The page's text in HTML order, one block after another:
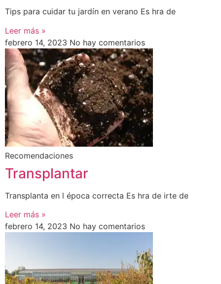
Tips para cuidar tu jardín en verano Es hra de
Leer más »
febrero 14, 2023 No hay comentarios
Recomendaciones
Transplantar
Transplanta en l época correcta Es hra de irte de
Leer más »
febrero 14, 2023 No hay comentarios